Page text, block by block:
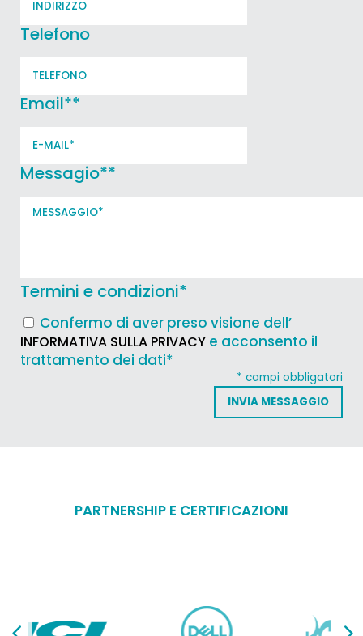
Telefono
Email**
Messagio**
Termini e condizioni*
Confermo di aver preso visione dell’
INFORMATIVA SULLA PRIVACY e acconsento il
trattamento dei dati*
* campi obbligatori
PARTNERSHIP E CERTIFICAZIONI